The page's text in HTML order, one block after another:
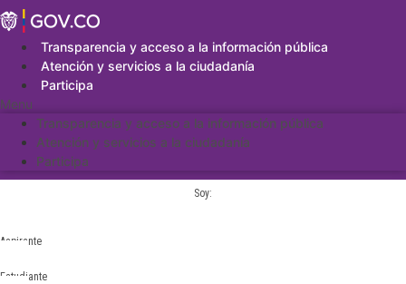
Saltar
al
contenidoTransparencia y acceso a la información pública
Atención y servicios a la ciudadanía
Participa
Menu
Transparencia y acceso a la información pública
Atención y servicios a la ciudadanía
Participa
Soy:
Aspirante
Estudiante